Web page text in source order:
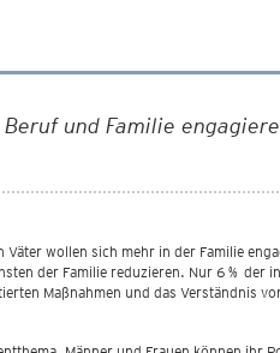
und Familie
wollen sich mehr in der Familie
der Familie reduzieren. Nur 6 % der
Maßnahmen und das Verständnis